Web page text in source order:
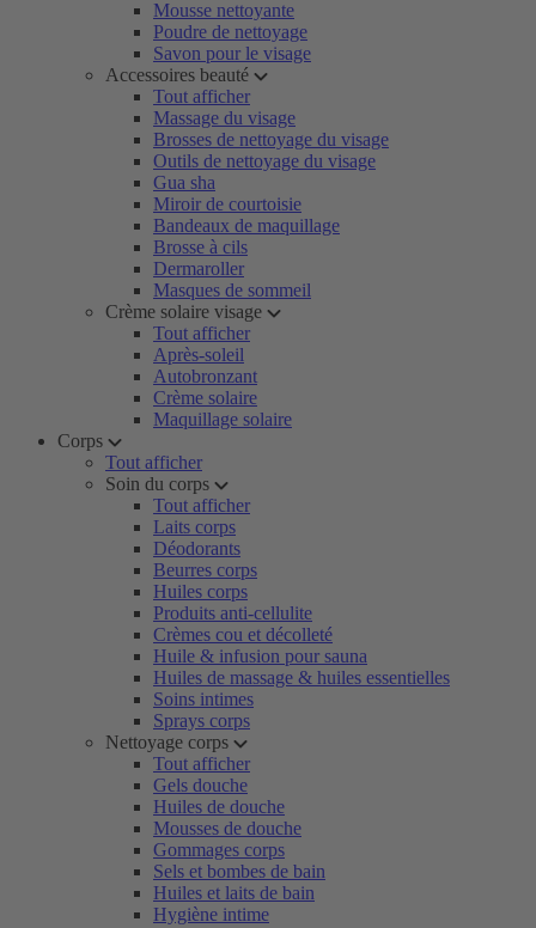
Mousse nettoyante
Poudre de nettoyage
Savon pour le visage
Accessoires beauté
Tout afficher
Massage du visage
Brosses de nettoyage du visage
Outils de nettoyage du visage
Gua sha
Miroir de courtoisie
Bandeaux de maquillage
Brosse à cils
Dermaroller
Masques de sommeil
Crème solaire visage
Tout afficher
Après-soleil
Autobronzant
Crème solaire
Maquillage solaire
Corps
Tout afficher
Soin du corps
Tout afficher
Laits corps
Déodorants
Beurres corps
Huiles corps
Produits anti-cellulite
Crèmes cou et décolleté
Huile & infusion pour sauna
Huiles de massage & huiles essentielles
Soins intimes
Sprays corps
Nettoyage corps
Tout afficher
Gels douche
Huiles de douche
Mousses de douche
Gommages corps
Sels et bombes de bain
Huiles et laits de bain
Hygiène intime